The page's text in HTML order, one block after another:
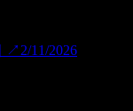
↗ 2/11/2026